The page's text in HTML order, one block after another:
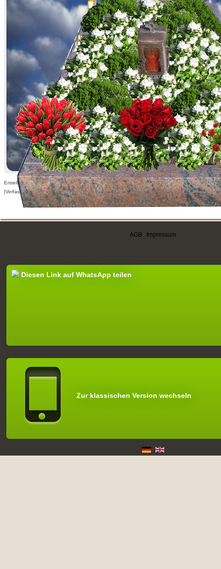
Erstellt am 23.08.2010,
[Verfasser nur für angemeldete Benutzer sichtbar]
AGB Impressum
Diesen Link auf WhatsApp teilen
Zur klassischen Version wechseln